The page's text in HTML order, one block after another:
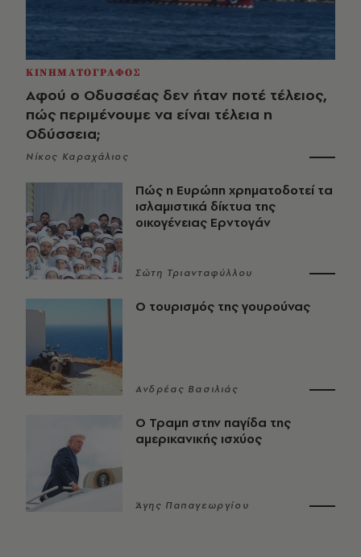
ΚΙΝΗΜΑΤΟΓΡΑΦΟΣ
Αφού ο Οδυσσέας δεν ήταν ποτέ τέλειος,
πώς περιμένουμε να είναι τέλεια η
Οδύσσεια;
Νίκος Καραχάλιος
Πώς η Ευρώπη χρηματοδοτεί τα
ισλαμιστικά δίκτυα της
οικογένειας Ερντογάν
Σώτη Τριανταφύλλου
Ο τουρισμός της γουρούνας
Ανδρέας Βασιλιάς
Ο Τραμπ στην παγίδα της
αμερικανικής ισχύος
Άγης Παπαγεωργίου